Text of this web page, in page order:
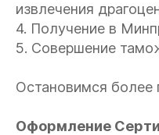
извлечения
4. Получение в
5. Совершение
Остановимся более
Оформление